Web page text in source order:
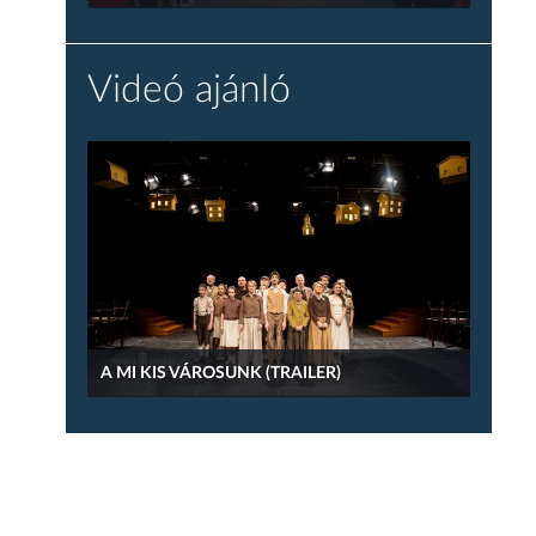
Videó ajánló
A MI KIS VÁROSUNK (TRAILER)